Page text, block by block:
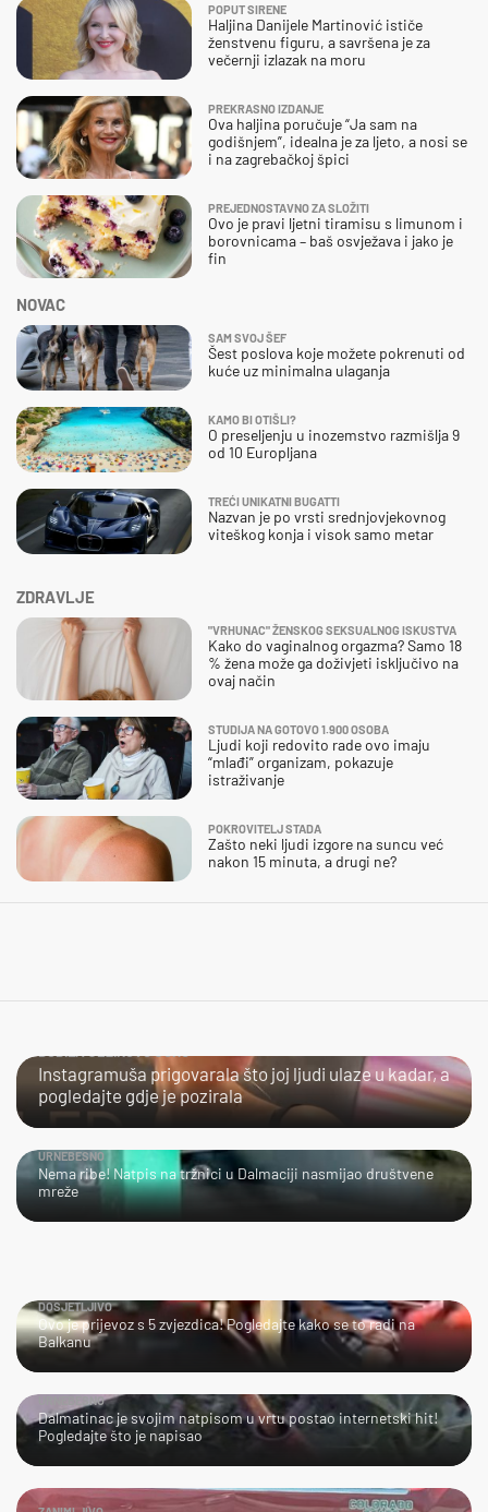
ZDRAVLJE
"VRHUNAC" ŽENSKOG SEKSUALNOG ISKUSTVA
Kako do vaginalnog orgazma? Samo 18
% žena može ga doživjeti isključivo na
ovaj način
STUDIJA NA GOTOVO 1.900 OSOBA
Ljudi koji redovito rade ovo imaju
“mlađi” organizam, pokazuje
istraživanje
POKROVITELJ STADA
Zašto neki ljudi izgore na suncu već
nakon 15 minuta, a drugi ne?
NOVAC
SAM SVOJ ŠEF
Šest poslova koje možete pokrenuti od
kuće uz minimalna ulaganja
KAMO BI OTIŠLI?
O preseljenju u inozemstvo razmišlja 9
od 10 Europljana
TREĆI UNIKATNI BUGATTI
Nazvan je po vrsti srednjovjekovnog
viteškog konja i visok samo metar
POPUT SIRENE
Haljina Danijele Martinović ističe
ženstvenu figuru, a savršena je za
večernji izlazak na moru
PREKRASNO IZDANJE
Ova haljina poručuje “Ja sam na
godišnjem”, idealna je za ljeto, a nosi se
i na zagrebačkoj špici
PREJEDNOSTAVNO ZA SLOŽITI
Ovo je pravi ljetni tiramisu s limunom i
borovnicama – baš osvježava i jako je
fin
Instagramuša prigovarala što joj ljudi ulaze u kadar, a
pogledajte gdje je pozirala
URNEBESNO
Nema ribe! Natpis na tržnici u Dalmaciji nasmijao društvene
mreže
DOSJETLJIVO
Ovo je prijevoz s 5 zvjezdica! Pogledajte kako se to radi na
Balkanu
URNEBESNO
Dalmatinac je svojim natpisom u vrtu postao internetski hit!
Pogledajte što je napisao